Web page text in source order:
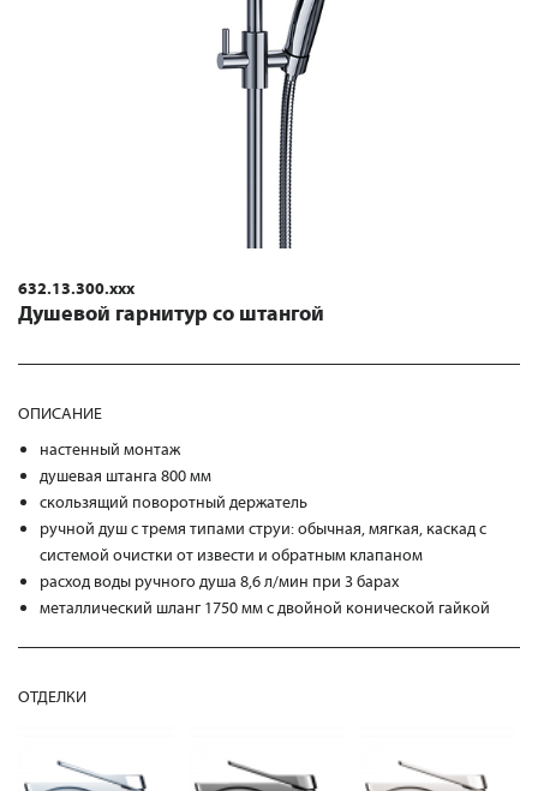
632.13.300.xxx
Душевой гарнитур со штангой
ОПИСАНИЕ
настенный монтаж
душевая штанга 800 мм
скользящий поворотный держатель
ручной душ с тремя типами струи: обычная, мягкая, каскад с
системой очистки от извести и обратным клапаном
расход воды ручного душа 8,6 л/мин при 3 барах
металлический шланг 1750 мм с двойной конической гайкой
ОТДЕЛКИ